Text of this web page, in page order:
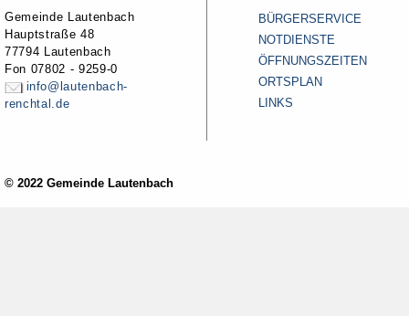
Gemeinde Lautenbach
Hauptstraße 48
77794 Lautenbach
Fon 07802 - 9259-0
info@lautenbach-
renchtal.de
BÜRGERSERVICE
NOTDIENSTE
ÖFFNUNGSZEITEN
ORTSPLAN
LINKS
© 2022 Gemeinde Lautenbach